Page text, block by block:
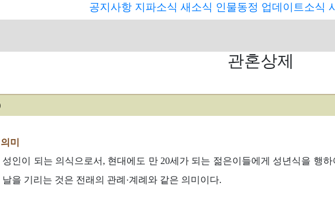
공지사항 지파소식 새소식 인물동정 업데이트소식
관혼상제
미
성인이 되는 의식으로서, 현대에도 만 20세가 되는 젊은이들에게 성년식을 행
날을 기리는 것은 전래의 관례·계례와 같은 의미이다.